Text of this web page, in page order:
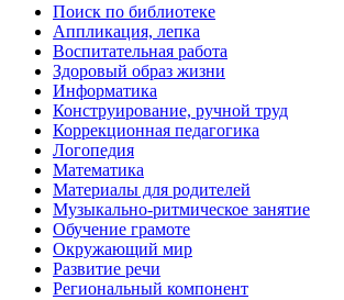
Поиск по библиотеке
Аппликация, лепка
Воспитательная работа
Здоровый образ жизни
Информатика
Конструирование, ручной труд
Коррекционная педагогика
Логопедия
Математика
Материалы для родителей
Музыкально-ритмическое занятие
Обучение грамоте
Окружающий мир
Развитие речи
Региональный компонент